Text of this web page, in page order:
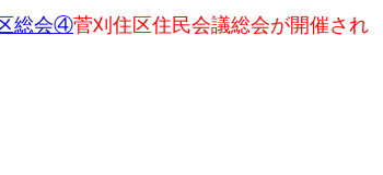
菅刈住区住民会議総会が開催され